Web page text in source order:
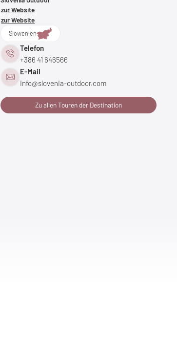
zur Website
zur Website
Slowenien
Telefon
+386 41 646566
E-Mail
info@slovenia-outdoor.com
Zu allen Touren der Destination